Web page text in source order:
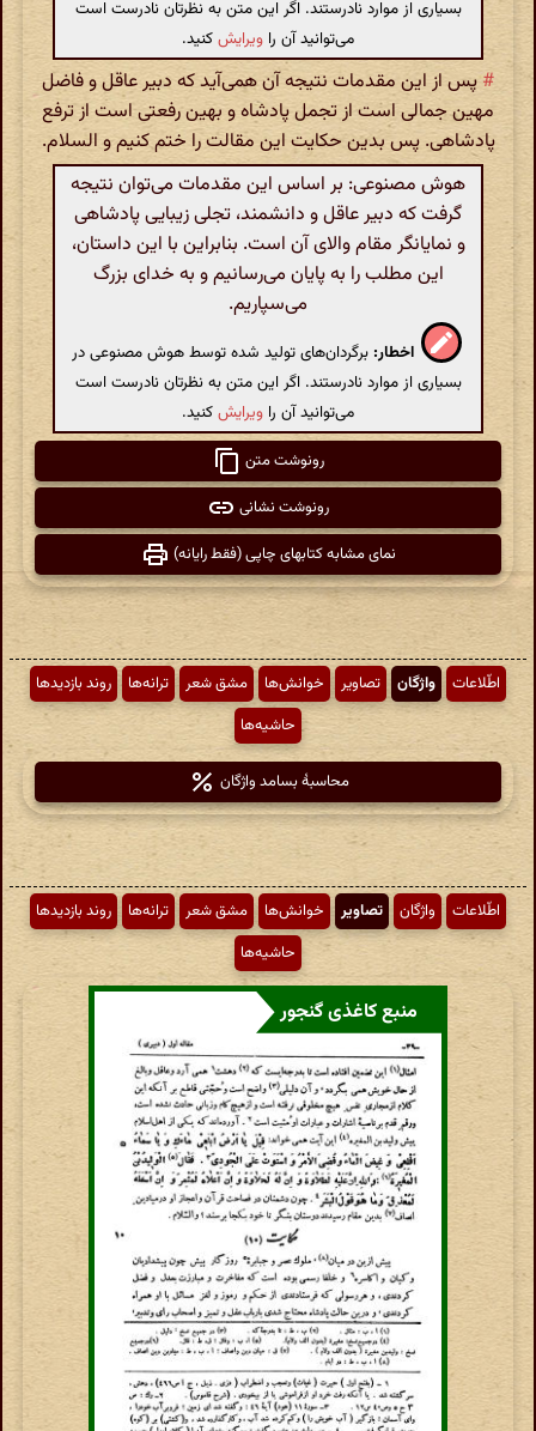
بسیاری از موارد نادرستند. اگر این متن به نظرتان نادرست است
می‌توانید آن را ویرایشکنید.
#پس از این مقدمات نتیجه آن همی‌آید که دبیر عاقل و فاضل
مهین جمالی است از تجمل پادشاه و بهین رفعتی است از ترفع
پادشاهی. پس بدین حکایت این مقالت را ختم کنیم و السلام.
هوش مصنوعی: بر اساس این مقدمات می‌توان نتیجه
گرفت که دبیر عاقل و دانشمند، تجلی زیبایی پادشاهی
و نمایانگر مقام والای آن است. بنابراین با این داستان،
این مطلب را به پایان می‌رسانیم و به خدای بزرگ
می‌سپاریم.
اخطار: برگردان‌های تولید شده توسط هوش مصنوعی در
بسیاری از موارد نادرستند. اگر این متن به نظرتان نادرست است
می‌توانید آن را ویرایشکنید.
رونوشت متن
رونوشت نشانی
نمای مشابه کتابهای چاپی (فقط رایانه)
اطّلاعات واژگان تصاویر خوانش‌ها مشق شعر ترانه‌ها
روند بازدیدها
حاشیه‌ها
محاسبهٔ بسامد واژگان
اطّلاعات واژگان تصاویر خوانش‌ها مشق شعر ترانه‌ها
روند بازدیدها
حاشیه‌ها
منبع کاغذی گنجور